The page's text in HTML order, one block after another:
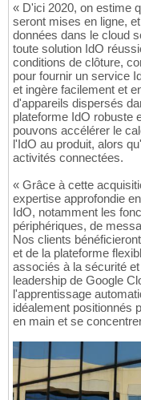
« D'ici 2020, on estime
seront mises en ligne,
données dans le cloud
toute solution IdO
conditions de clôture,
pour fournir un service
et ingère facilement et
d'appareils dispersés
plateforme IdO robuste
pouvons accélérer le
l'IdO au produit, alors
activités connectées.
« Grâce à cette
expertise approfondie
IdO, notamment les
périphériques, de
Nos clients
et de la plateforme
associés à la sécurité
leadership de Google
l'apprentissage
idéalement positionnés
en main et se